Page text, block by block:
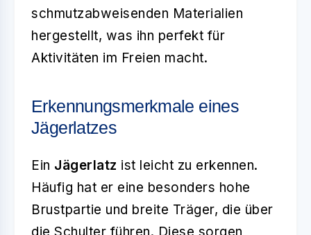
schmutzabweisenden Materialien
hergestellt, was ihn perfekt für
Aktivitäten im Freien macht.
Erkennungsmerkmale eines
Jägerlatzes
Ein Jägerlatz ist leicht zu erkennen.
Häufig hat er eine besonders hohe
Brustpartie und breite Träger, die über